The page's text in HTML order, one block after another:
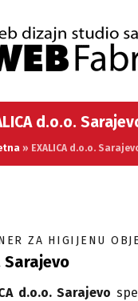
d.o.o.
» EXALICA d.o.o.
ZA HIGIJENU
Sarajevo
d.o.o. Sarajevo